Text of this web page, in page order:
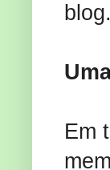
blog.
Em